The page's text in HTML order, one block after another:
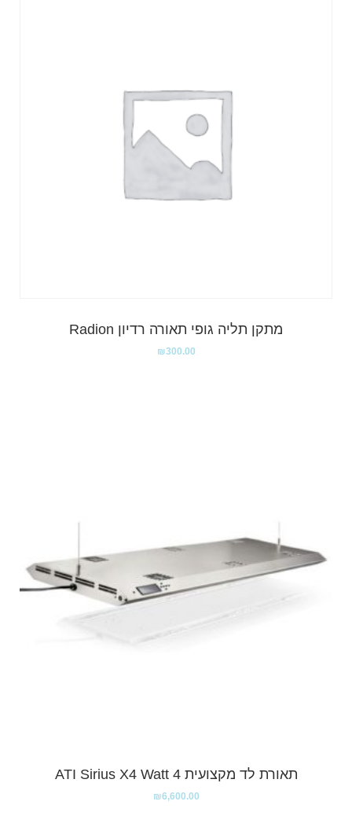
מתקן תליה גופי תאורה רדיון Radion
₪300.00
תאורת לד מקצועית ATI Sirius X4 Watt 4
₪6,600.00